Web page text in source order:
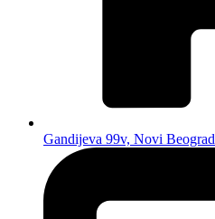
Gandijeva 99v, Novi Beograd